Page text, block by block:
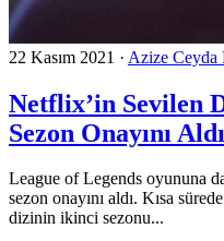
22 Kasım 2021 · Azize Ceyda
Netflix’in Sevilen
Sezon Onayını Aldı
League of Legends oyununa
sezon onayını aldı. Kısa
dizinin ikinci sezonu...